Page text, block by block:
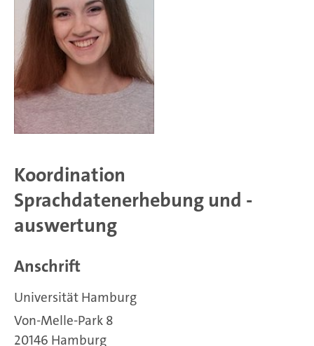
Koordination
Sprachdatenerhebung und -
auswertung
Anschrift
Universität Hamburg
Von-Melle-Park 8
20146 Hamburg